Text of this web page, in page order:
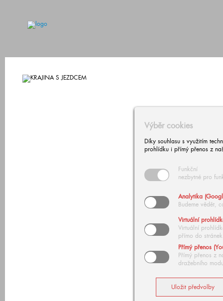
Výběr cookies
Díky souhlasu s využitím
prohlídku i přímý přenos z
Funkční
nezbytné pro
Analytika
Budeme vědět,
Virtuální
Virtuální
přímo do stránek
Přímý přenos
Přímý přenos z
dražebního